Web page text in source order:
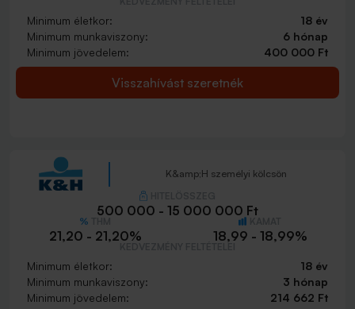
Minimum életkor:
18 év
Minimum munkaviszony:
6 hónap
Minimum jövedelem:
400 000 Ft
Visszahívást szeretnék
K&amp;H személyi kölcsön
500 000 - 15 000 000 Ft
21,20 - 21,20% 18,99 - 18,99%
Minimum életkor:
18 év
Minimum munkaviszony:
3 hónap
Minimum jövedelem:
214 662 Ft